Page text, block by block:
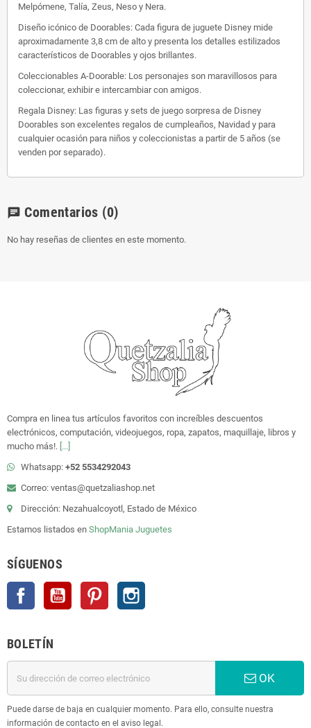
Melpómene, Talía, Zeus, Neso y Nera.
Diseño icónico de Doorables: Cada figura de juguete Disney mide
aproximadamente 3,8 cm de alto y presenta los detalles estilizados
característicos de Doorables y ojos brillantes.
Coleccionables A-Doorable: Los personajes son maravillosos para
coleccionar, exhibir e intercambiar con amigos.
Regala Disney: Las figuras y sets de juego sorpresa de Disney
Doorables son excelentes regalos de cumpleaños, Navidad y para
cualquier ocasión para niños y coleccionistas a partir de 5 años (se
venden por separado).
chat Comentarios (0)
No hay reseñas de clientes en este momento.
Compra en linea tus artículos favoritos con increíbles descuentos
electrónicos, computación, videojuegos, ropa, zapatos, maquillaje, libros y
mucho más!. [...]
Whatsapp: +52 5534292043
Correo: ventas@quetzaliashop.net
Dirección: Nezahualcoyotl, Estado de México
Estamos listados en ShopMania Juguetes
SÍGUENOS
Facebook YouTube Pinterest
BOLETÍN
OK
Puede darse de baja en cualquier momento. Para ello, consulte nuestra
información de contacto en el aviso legal.